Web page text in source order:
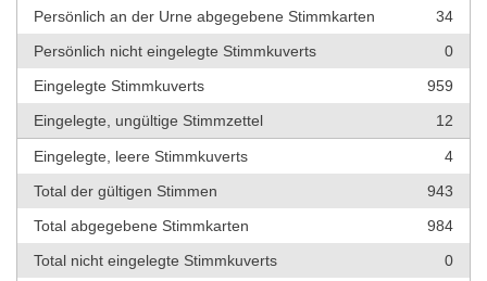
Persönlich an der Urne abgegebene Stimmkarten
34
Persönlich nicht eingelegte Stimmkuverts
0
Eingelegte Stimmkuverts
959
Eingelegte, ungültige Stimmzettel
12
Eingelegte, leere Stimmkuverts
4
Total der gültigen Stimmen
943
Total abgegebene Stimmkarten
984
Total nicht eingelegte Stimmkuverts
0